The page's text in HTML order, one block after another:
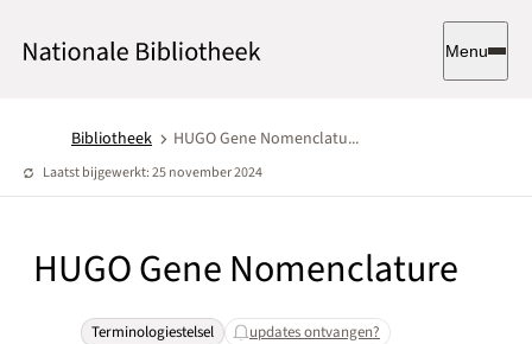
Menu
Bibliotheek HUGO Gene Nomenclatu...
Laatst bijgewerkt: 25 november 2024
HUGO Gene Nomenclature
Terminologiestelsel updates ontvangen?